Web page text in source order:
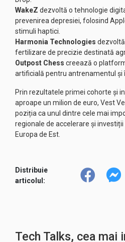
WakeZ dezvoltă o tehnologie
prevenirea depresiei, folosind
stimuli haptici.
Harmonia Technologies dezvoltă
fertilizare de precizie destinată
Outpost Chess creează o
artificială pentru antrenamentul și
Prin rezultatele primei cohorte și
aproape un milion de euro, Vest
poziția ca unul dintre cele mai
regionale de accelerare și
Europa de Est.
Distribuie
articolul:
Tech Talks, cea mai